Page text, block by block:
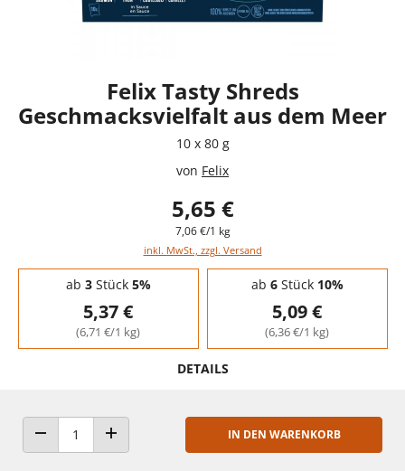
Felix Tasty Shreds
Geschmacksvielfalt aus dem Meer
10 x 80 g
von Felix
5,65 €
7,06 €/1 kg
inkl. MwSt., zzgl. Versand
Staffelpreise - Mengenrabatt
ab 3Stück 5%
5,37 €
(6,71 €/1 kg)
ab 6Stück 10%
5,09 €
(6,36 €/1 kg)
DETAILS
ANZAHL VERRINGERNANZAHL ERHÖHEN
IN DEN WARENKORB